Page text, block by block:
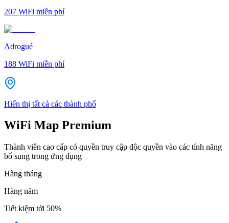
207 WiFi miễn phí
Adrogué
188 WiFi miễn phí
Hiển thị tất cả các thành phố
WiFi Map Premium
Thành viên cao cấp có quyền truy cập độc quyền vào các tính năng
bổ sung trong ứng dụng
Hàng tháng
Hàng năm
Tiết kiệm tới 50%